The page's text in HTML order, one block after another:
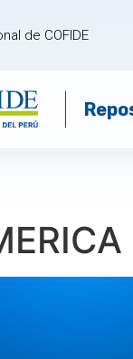
de COFIDE